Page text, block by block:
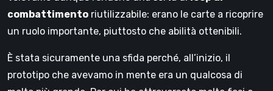
combattimento riutilizzabile: erano le carte a ricoprire
un ruolo importante, piuttosto che abilità ottenibili.
È stata sicuramente una sfida perché, all’inizio, il
prototipo che avevamo in mente era un qualcosa di